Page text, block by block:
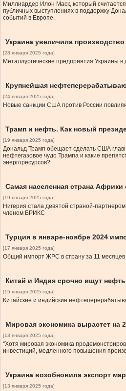
Миллиардер Илон Маск, который
публичных выступлениях в поддержку
событий в Европе.
Украина увеличила
[28 января 2025 года]
Металлургические предприятия Украины
Крупнейшая
[24 января 2025 года]
Новые санкции США против России
Трамп и нефть. Как новый
[19 января 2025 года]
Дональд Трамп обещает сделать США
нефтегазовое чудо Трампа и какие
энергоресурсов?
Самая населенная страна
[19 января 2025 года]
Нигерия стала девятой страной-
членом БРИКС
Турция в январе-ноябре 2024
[17 января 2025 года]
Общий импорт ЖРС в страну за 11 месяцев
Китай и Индия срочно ищут
[15 января 2025 года]
Китайские и индийские
Мировая экономика вырастет на
[13 января 2025 года]
“Хотя мировая экономика
инвестиций, медленного повышения
Украина возобновила экспорт
[13 января 2025 года]